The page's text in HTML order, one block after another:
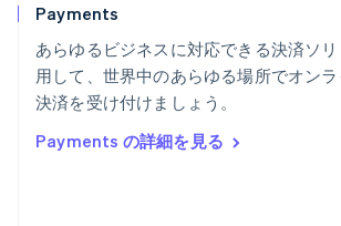
Payments
あらゆるビジネスに対応できる決済ソ
用して、世界中のあらゆる場所でオン
決済を受け付けましょう。
Payments の詳細を見る
Nederlands
English
ポルトガル
PortuguêsEnglish
English